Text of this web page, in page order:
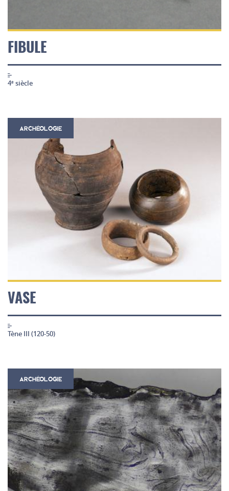
FIBULE
4e siècle
ARCHÉOLOGIE
VASE
Tène III (120-50)
ARCHÉOLOGIE